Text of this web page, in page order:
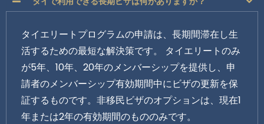
タイエリートプログラムの申請は、長期間滞在し生
活するための最短な解決策です。 タイエリートのみ
が5年、10年、20年のメンバーシップを提供し、申
請者のメンバーシップ有効期間中にビザの更新を保
証するものです。非移民ビザのオプションは、現在1
年または2年の有効期間のもののみです。